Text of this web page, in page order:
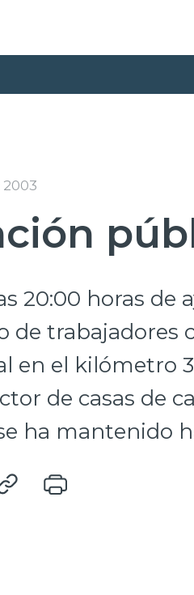
20:00 horas de
de trabajadores
en el kilómetro
de casas de
ha mantenido